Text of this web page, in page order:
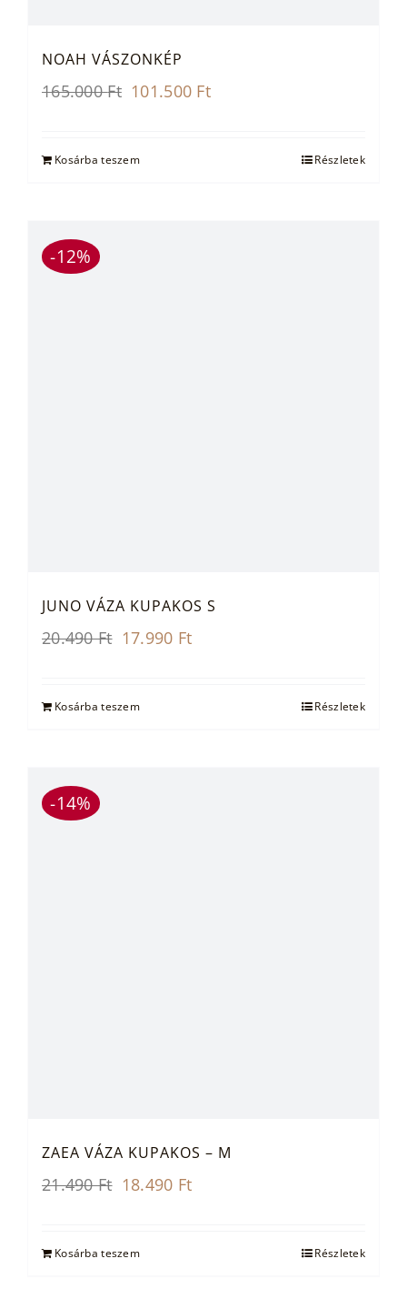
NOAH VÁSZONKÉP
165.000Ft Original
165.000 Ft.
101.500 FtCurrent
101.500 Ft.
Kosárba teszem Részletek
-12%
JUNO VÁZA KUPAKOS S
20.490Ft Original
20.490 Ft.
17.990 FtCurrent
Kosárba teszem Részletek
-14%
ZAEA VÁZA KUPAKOS – M
21.490Ft Original
21.490 Ft.
18.490 FtCurrent
Kosárba teszem Részletek